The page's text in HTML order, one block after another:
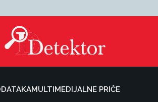
MULTIMEDIJALNE PRIČE